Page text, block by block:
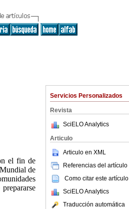
Servicios Personalizados
Revista
SciELO Analytics
Articulo
Articulo en XML
Referencias del artículo
Como citar este artículo
SciELO Analytics
Traducción automática
el fin de
de